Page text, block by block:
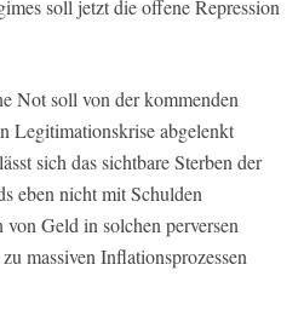
soll jetzt die offene Repression
Not soll von der kommenden
Legitimationskrise abgelenkt
sich das sichtbare Sterben der
eben nicht mit Schulden
Geld in solchen perversen
massiven Inflationsprozessen